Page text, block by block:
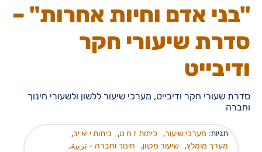
"בני אדם וחיות אחרות" –
סדרת שיעורי חקר
ודיבייט
סדרת שעורי חקר ודיבייט, מערכי שיעור ללשון ולשעורי חינוך
וחברה
תגיות: מערכי שיעור, כיתות ז ח ט, כיתות י יא יב,
מערך מומלץ, שיעור מקוון, חינוך וחברה - تربية,